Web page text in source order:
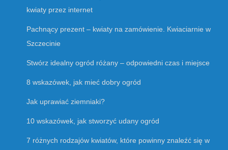
kwiaty przez internet
Pachnący prezent – kwiaty na zamówienie. Kwiaciarnie w
Szczecinie
Stwórz idealny ogród różany – odpowiedni czas i miejsce
8 wskazówek, jak mieć dobry ogród
Jak uprawiać ziemniaki?
10 wskazówek, jak stworzyć udany ogród
7 różnych rodzajów kwiatów, które powinny znaleźć się w